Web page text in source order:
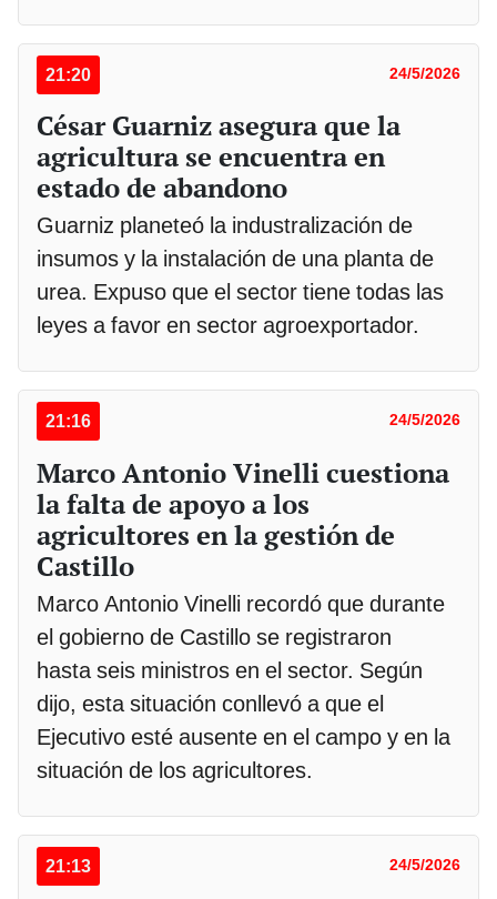
21:20 24/5/2026
César Guarniz asegura que la
agricultura se encuentra en
estado de abandono
Guarniz planeteó la industralización de
insumos y la instalación de una planta de
urea. Expuso que el sector tiene todas las
leyes a favor en sector agroexportador.
21:16 24/5/2026
Marco Antonio Vinelli cuestiona
la falta de apoyo a los
agricultores en la gestión de
Castillo
Marco Antonio Vinelli recordó que durante
el gobierno de Castillo se registraron
hasta seis ministros en el sector. Según
dijo, esta situación conllevó a que el
Ejecutivo esté ausente en el campo y en la
situación de los agricultores.
21:13 24/5/2026